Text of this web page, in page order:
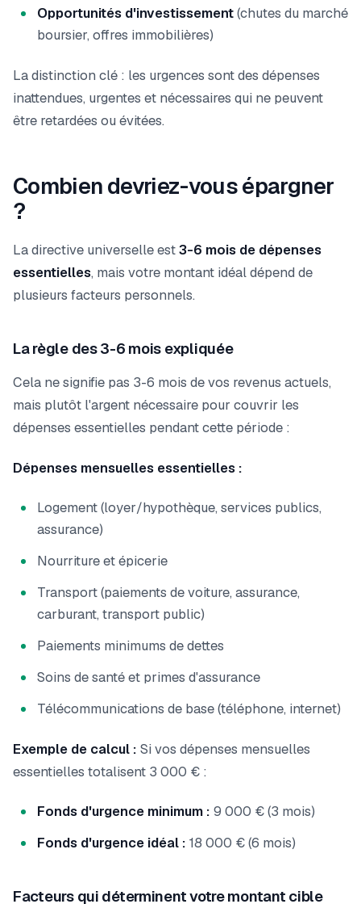
Opportunités d'investissement(chutes du marché
boursier, offres immobilières)
La distinction clé : les urgences sont des dépenses
inattendues, urgentes et nécessaires qui ne peuvent
être retardées ou évitées.
Combien devriez-vous épargner
?
La directive universelle est3-6 mois de dépenses
essentielles, mais votre montant idéal dépend de
plusieurs facteurs personnels.
La règle des 3-6 mois expliquée
Cela ne signifie pas 3-6 mois de vos revenus actuels,
mais plutôt l'argent nécessaire pour couvrir les
dépenses essentielles pendant cette période :
Dépenses mensuelles essentielles :
Logement (loyer/hypothèque, services publics,
assurance)
Nourriture et épicerie
Transport (paiements de voiture, assurance,
carburant, transport public)
Paiements minimums de dettes
Soins de santé et primes d'assurance
Télécommunications de base (téléphone, internet)
Exemple de calcul : Si vos dépenses mensuelles
essentielles totalisent 3 000 € :
Fonds d'urgence minimum : 9 000 € (3 mois)
Fonds d'urgence idéal : 18 000 € (6 mois)
Facteurs qui déterminent votre montant cible